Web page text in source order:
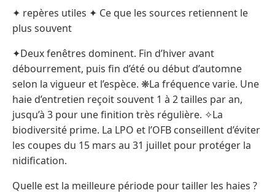
✦ repères utiles ✦ Ce que les sources retiennent le
plus souvent
✦Deux fenêtres dominent. Fin d’hiver avant
débourrement, puis fin d’été ou début d’automne
selon la vigueur et l’espèce. ❋La fréquence varie. Une
haie d’entretien reçoit souvent 1 à 2 tailles par an,
jusqu’à 3 pour une finition très régulière. ✧La
biodiversité prime. La LPO et l’OFB conseillent d’éviter
les coupes du 15 mars au 31 juillet pour protéger la
nidification.
Quelle est la meilleure période pour tailler les haies ?